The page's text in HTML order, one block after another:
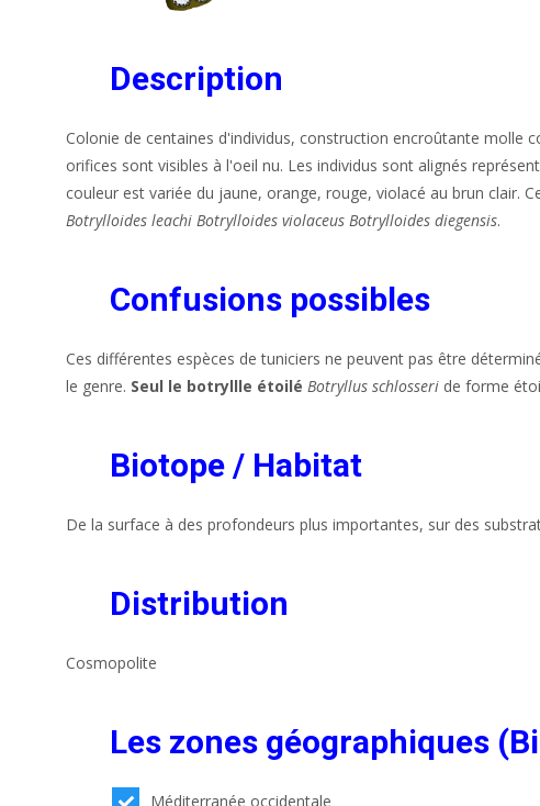
Description
Colonie de centaines d'individus, construction encroûtante molle
orifices sont visibles à l'oeil nu. Les individus sont alignés
couleur est variée du jaune, orange, rouge, violacé au brun clair.
Botrylloides leachi Botrylloides violaceus Botrylloides diegensis.
Confusions possibles
Ces différentes espèces de tuniciers ne peuvent pas être
le genre. Seul le botryllle étoilé Botryllus schlosseri de forme
Biotope / Habitat
De la surface à des profondeurs plus importantes, sur des
Distribution
Cosmopolite
Les zones géographiques
Méditerranée occidentale